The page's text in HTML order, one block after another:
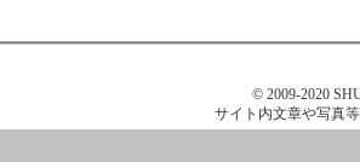
© 2009-2020
サイト内文章や写真